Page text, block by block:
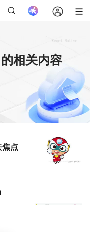
相关内容
点